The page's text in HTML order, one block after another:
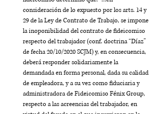
consideración de lo expuesto por los arts. 14 y
29 de la Ley de Contrato de Trabajo, se impone
la inoponibilidad del contrato de fideicomiso
respecto del trabajador (conf. doctrina “Díaz”
de fecha 20/10/2020 SCJM) y, en consecuencia,
deberá responder solidariamente la
demandada en forma personal, dada su calidad
de empleadora, y a su vez como fiduciaria y
administradora de Fideicomiso Fénix Group,
respecto a las acreencias del trabajador, en